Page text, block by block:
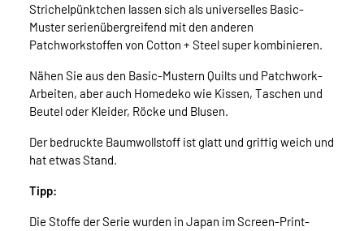
Strichelpünktchen lassen sich als universelles Basic-
Muster serienübergreifend mit den anderen
Patchworkstoffen von Cotton + Steel super kombinieren.
Nähen Sie aus den Basic-Mustern Quilts und Patchwork-
Arbeiten, aber auch Homedeko wie Kissen, Taschen und
Beutel oder Kleider, Röcke und Blusen.
Der bedruckte Baumwollstoff ist glatt und griffig weich und
hat etwas Stand.
Tipp:
Die Stoffe der Serie wurden in Japan im Screen-Print-